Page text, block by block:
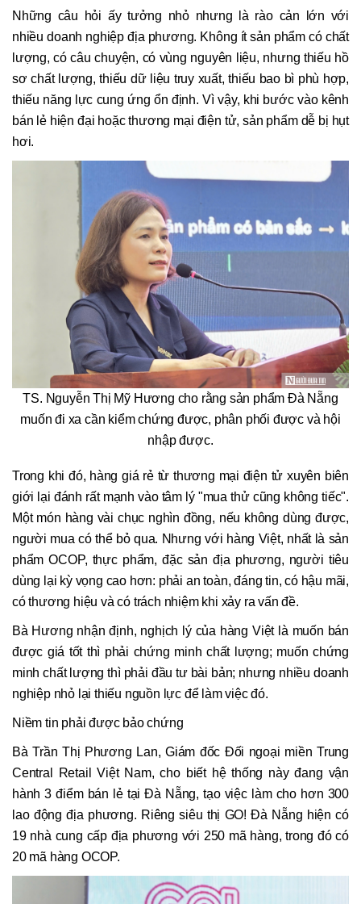
Những câu hỏi ấy tưởng nhỏ nhưng là rào cản lớn với
nhiều doanh nghiệp địa phương. Không ít sản phẩm có chất
lượng, có câu chuyện, có vùng nguyên liệu, nhưng thiếu hồ
sơ chất lượng, thiếu dữ liệu truy xuất, thiếu bao bì phù hợp,
thiếu năng lực cung ứng ổn định. Vì vậy, khi bước vào kênh
bán lẻ hiện đại hoặc thương mại điện tử, sản phẩm dễ bị hụt
hơi.
TS. Nguyễn Thị Mỹ Hương cho rằng sản phẩm Đà Nẵng
muốn đi xa cần kiểm chứng được, phân phối được và hội
nhập được.
Trong khi đó, hàng giá rẻ từ thương mại điện tử xuyên biên
giới lại đánh rất mạnh vào tâm lý "mua thử cũng không tiếc".
Một món hàng vài chục nghìn đồng, nếu không dùng được,
người mua có thể bỏ qua. Nhưng với hàng Việt, nhất là sản
phẩm OCOP, thực phẩm, đặc sản địa phương, người tiêu
dùng lại kỳ vọng cao hơn: phải an toàn, đáng tin, có hậu mãi,
có thương hiệu và có trách nhiệm khi xảy ra vấn đề.
Bà Hương nhận định, nghịch lý của hàng Việt là muốn bán
được giá tốt thì phải chứng minh chất lượng; muốn chứng
minh chất lượng thì phải đầu tư bài bản; nhưng nhiều doanh
nghiệp nhỏ lại thiếu nguồn lực để làm việc đó.
Niềm tin phải được bảo chứng
Bà Trần Thị Phương Lan, Giám đốc Đối ngoại miền Trung
Central Retail Việt Nam, cho biết hệ thống này đang vận
hành 3 điểm bán lẻ tại Đà Nẵng, tạo việc làm cho hơn 300
lao động địa phương. Riêng siêu thị GO! Đà Nẵng hiện có
19 nhà cung cấp địa phương với 250 mã hàng, trong đó có
20 mã hàng OCOP.